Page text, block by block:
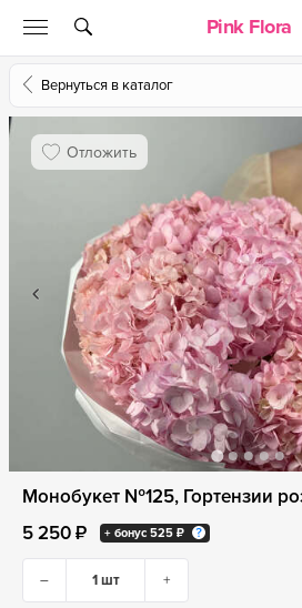
Pink Flora
Вернуться в каталог
Отложить
Монобукет №125, Гортензии
5 250 ₽
+ бонус 525 ₽
– +